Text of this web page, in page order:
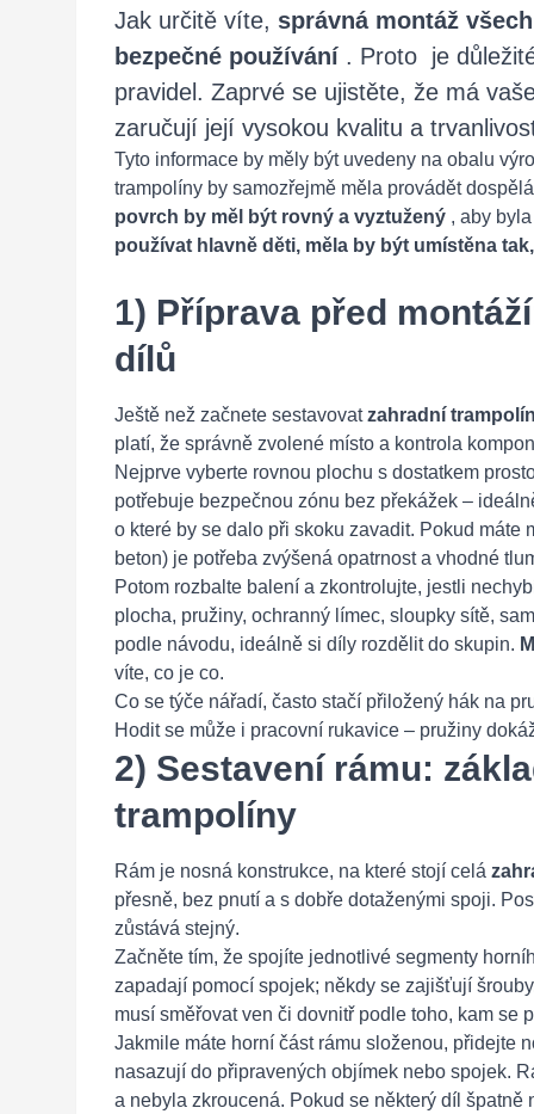
Jak určitě víte, správná montáž
bezpečné používání . Proto je
pravidel. Zaprvé se ujistěte, že má
zaručují její vysokou kvalitu a
Tyto informace by měly být uvedeny na obalu
trampolíny by samozřejmě měla provádět
povrch by měl být rovný a vyztužený , aby
používat hlavně děti, měla by být umístěna
1) Příprava před
dílů
Ještě než začnete sestavovatzahradní
platí, že správně zvolené místo a kontrola
Nejprve vyberte rovnou plochu s dostatkem
potřebuje bezpečnou zónu bez překážek –
o které by se dalo při skoku zavadit. Pokud máte
beton) je potřeba zvýšená opatrnost a vhodné
Potom rozbalte balení a zkontrolujte, jestli
plocha, pružiny, ochranný límec, sloupky sítě,
podle návodu, ideálně si díly rozdělit do skupin.
víte, co je co.
Co se týče nářadí, často stačí přiložený hák na
Hodit se může i pracovní rukavice – pružiny
2) Sestavení rámu:
trampolíny
Rám je nosná konstrukce, na které stojí celá
přesně, bez pnutí a s dobře dotaženými spoji.
zůstává stejný.
Začněte tím, že spojíte jednotlivé segmenty
zapadají pomocí spojek; někdy se zajišťují
musí směřovat ven či dovnitř podle toho, kam se
Jakmile máte horní část rámu složenou, přidejte
nasazují do připravených objímek nebo spojek.
a nebyla zkroucená. Pokud se některý díl